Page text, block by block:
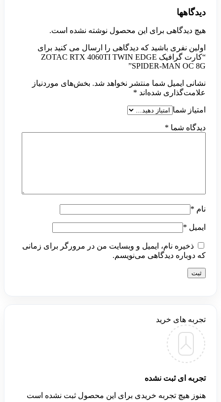
دیدگاهها
هیچ دیدگاهی برای این محصول نوشته نشده است.
اولین نفری باشید که دیدگاهی را ارسال می کنید برای
“کارت گرافیک ZOTAC RTX 4060TI TWIN EDGE
SPIDER-MAN OC 8G”
نشانی ایمیل شما منتشر نخواهد شد. بخش‌های موردنیاز
علامت‌گذاری شده‌اند *
امتیاز شما
دیدگاه شما *
نام *
ایمیل *
ذخیره نام، ایمیل و وبسایت من در مرورگر برای زمانی
که دوباره دیدگاهی می‌نویسم.
تجربه های خرید
تجربه ای ثبت نشده
هنوز هیچ تجربه خریدی برای این محصول ثبت نشده است